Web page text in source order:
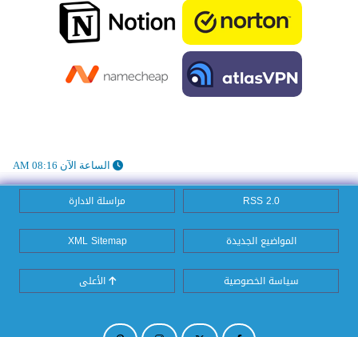
الساعة الآن 08:16 AM
RSS 2.0 مراسلة الادارة
المواضيع الجديدة XML Sitemap
سياسة الخصوصية الأعلى